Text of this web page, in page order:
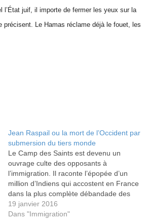
l’État juif, il importe de fermer les yeux sur la
Le Hamas réclame déjà le fouet, les
Jean Raspail ou la mort de l’Occident par
submersion du tiers monde
Le Camp des Saints est devenu un
ouvrage culte des opposants à
l’immigration. Il raconte l’épopée d’un
million d’Indiens qui accostent en France
dans la plus complète débandade des
institutions et des habitants.
19 janvier 2016
Dans "Immigration"